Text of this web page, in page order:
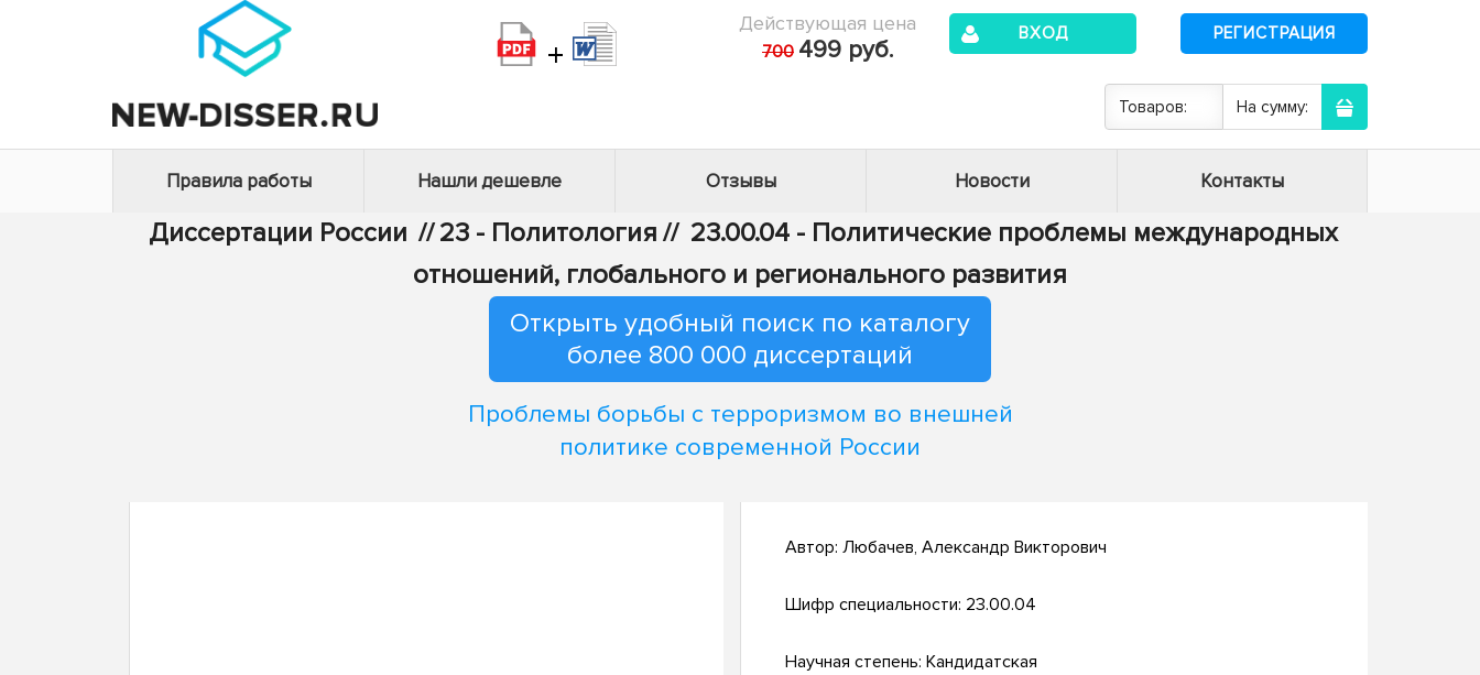
+
Действующая цена
700 499 руб.
ВХОД РЕГИСТРАЦИЯ
Товаров: На сумму:
Правила работы Нашли дешевле Отзывы Новости Контакты
Диссертации России // 23 - Политология // 23.00.04 - Политические проблемы международных
отношений, глобального и регионального развития
Открыть удобный поиск по каталогу
более 800 000 диссертаций
Проблемы борьбы с терроризмом во внешней
политике современной России
Автор: Любачев, Александр Викторович
Шифр специальности: 23.00.04
Научная степень: Кандидатская